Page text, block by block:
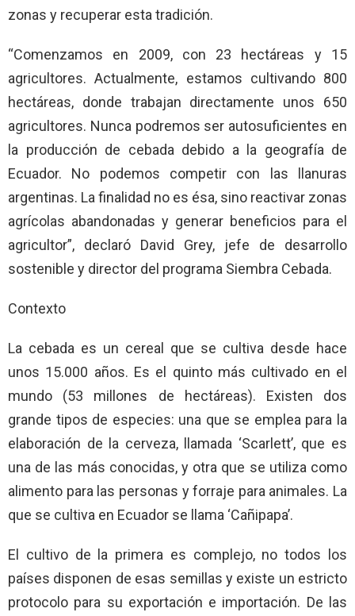
zonas y recuperar esta tradición.
“Comenzamos en 2009, con 23 hectáreas y 15
agricultores. Actualmente, estamos cultivando 800
hectáreas, donde trabajan directamente unos 650
agricultores. Nunca podremos ser autosuficientes en
la producción de cebada debido a la geografía de
Ecuador. No podemos competir con las llanuras
argentinas. La finalidad no es ésa, sino reactivar zonas
agrícolas abandonadas y generar beneficios para el
agricultor”, declaró David Grey, jefe de desarrollo
sostenible y director del programa Siembra Cebada.
Contexto
La cebada es un cereal que se cultiva desde hace
unos 15.000 años. Es el quinto más cultivado en el
mundo (53 millones de hectáreas). Existen dos
grande tipos de especies: una que se emplea para la
elaboración de la cerveza, llamada ‘Scarlett’, que es
una de las más conocidas, y otra que se utiliza como
alimento para las personas y forraje para animales. La
que se cultiva en Ecuador se llama ‘Cañipapa’.
El cultivo de la primera es complejo, no todos los
países disponen de esas semillas y existe un estricto
protocolo para su exportación e importación. De las